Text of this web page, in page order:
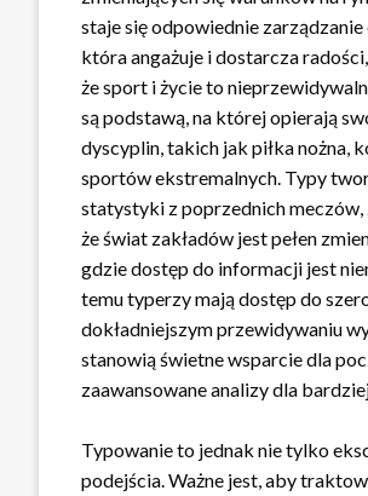
staje się odpowiednie
która angażuje i dostarcza
że sport i życie to
są podstawą, na której opierają
dyscyplin, takich jak piłka nożna,
sportów ekstremalnych. Typy
statystyki z poprzednich meczów,
że świat zakładów jest pełen
gdzie dostęp do informacji jest
temu typerzy mają dostęp do
dokładniejszym przewidywaniu
stanowią świetne wsparcie dla
zaawansowane analizy dla
Typowanie to jednak nie tylko
podejścia. Ważne jest, aby